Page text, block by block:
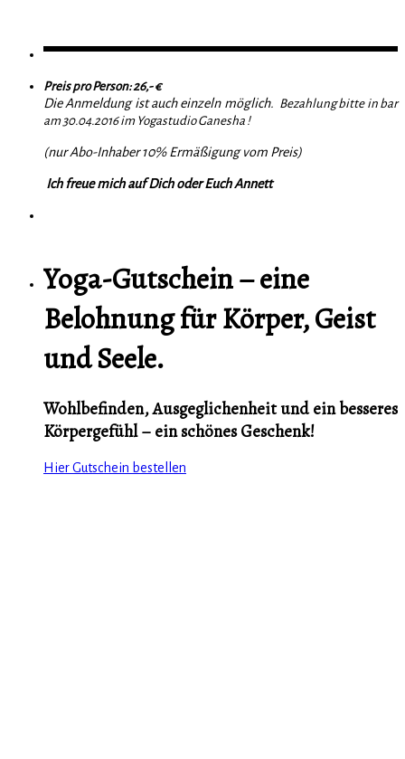
Preis pro Person: 26,- €
Die Anmeldung ist auch einzeln möglich. Bezahlung bitte in bar
am 30.04.2016 im Yogastudio Ganesha !
(nur Abo-Inhaber 10% Ermäßigung vom Preis)
Ich freue mich auf Dich oder Euch Annett
Yoga-Gutschein – eine
Belohnung für Körper, Geist
und Seele.
Wohlbefinden, Ausgeglichenheit und ein besseres
Körpergefühl – ein schönes Geschenk!
Hier Gutschein bestellen